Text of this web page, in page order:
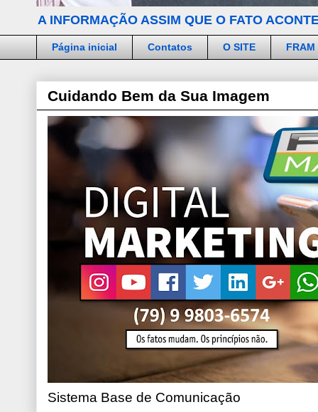
A INFORMAÇÃO ASSIM QUE O FATO
Página inicial Contatos O SITE FRAM
Cuidando Bem da Sua Imagem
Sistema Base de Comunicação